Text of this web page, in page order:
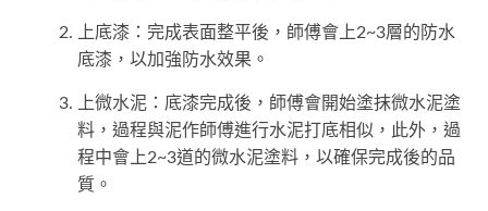
上底漆：完成表面整平後，師傅會上2~3層的防水
底漆，以加強防水效果。
上微水泥：底漆完成後，師傅會開始塗抹微水泥塗
料，過程與泥作師傅進行水泥打底相似，此外，過
程中會上2~3道的微水泥塗料，以確保完成後的品
質。